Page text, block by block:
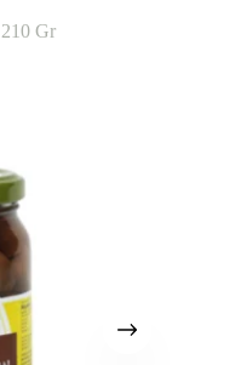
Gr